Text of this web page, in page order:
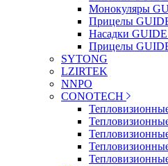
Монокуляры
Прицелы
Насадки
Прицелы
SYTONG
LZIRTEK
NNPO
CONOTECH